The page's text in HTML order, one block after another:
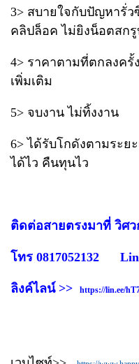
3> สบายใจกับปัญหารั่ว
คลิปล็อค ไม่ยิงน็อตสก
4> ราคาตามที่ตกลงค
เพิ่มเติม
5> จบงาน ไม่ทิ้งงาน
6> ได้รับโกดังตามระย
ได้ไว คืนทุนไว
ติดต่อสายตรงมาที่ วิศ
โทร 0817052132
ลิงค์ไลน์ >> https://lin.ee/